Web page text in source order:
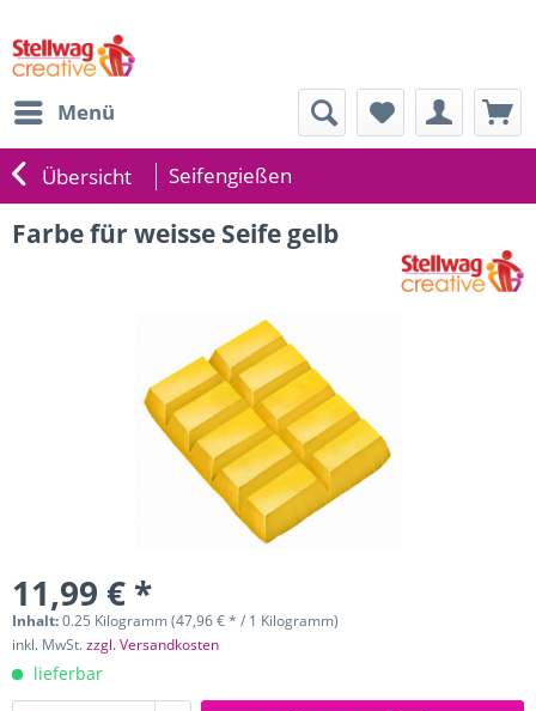
Menü
Übersicht Seifengießen
Farbe für weisse Seife gelb
11,99 € *
Inhalt:0.25 Kilogramm (47,96 € * / 1 Kilogramm)
inkl. MwSt.zzgl. Versandkosten
lieferbar